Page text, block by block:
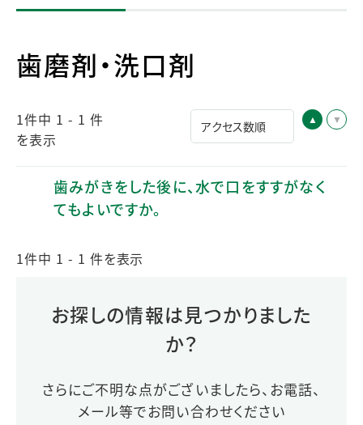
歯磨剤・洗口剤
1件中 1 - 1 件
を表示
歯みがきをした後に、水で口をすすがなく
てもよいですか。
1件中 1 - 1 件を表示
お探しの情報は見つかりました
か？
さらにご不明な点がございましたら、お電話、
メール等でお問い合わせください